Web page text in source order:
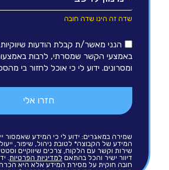
הנני מאשר/ת קבלת הודעות
באמצעי הקשר שמסרתי, לרבות
ומסרונים. ידוע לי כי אוכל לחזור בי
חזרו אלי
שמירה במאגרים: ידוע לי כי המידע שאמסור
המידע של הקבוצה* לטובת ניהול, שיפור,
שירות וקשר עם הלקוח, צרכים שיווקיים
דיוור ישיר והכל בהתאם למדיניות הפרטיות.
חובה חוקית על מסירת המידע אלא היא